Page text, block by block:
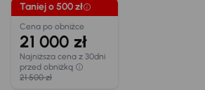
Taniej o 500 zł
Cena po obniżce
21 000 zł
Najniższa cena z 30dni
przed obniżką
21 500 zł